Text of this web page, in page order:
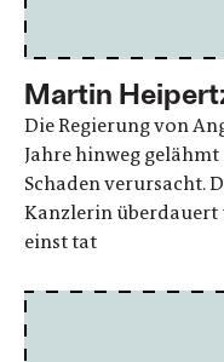
Martin
Die Regierung von
Jahre hinweg
Schaden verursacht.
Kanzlerin überdauert
einst tat